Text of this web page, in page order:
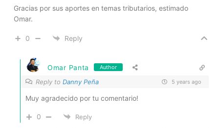
Gracias por sus aportes en temas tributarios, estimado
Omar.
0 Reply
Omar Panta Author
Reply to Danny Peña 5 years ago
Muy agradecido por tu comentario!
0 Reply